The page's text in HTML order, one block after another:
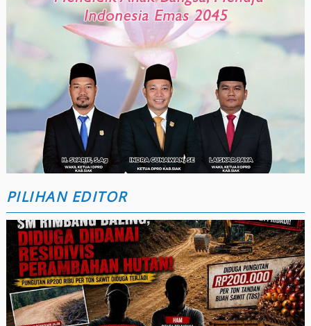
PILIHAN EDITOR